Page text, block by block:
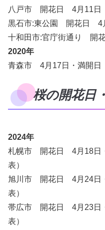
八戸市 開花日 4月11日
黒石市:東公園 開花日 4
十和田市:官庁街通り 開
2020年
青森市 4月17日・満開日
桜の開花日
2024年
札幌市 開花日 4月18日
表）
旭川市 開花日 4月24日
表）
帯広市 開花日 4月23日
表）